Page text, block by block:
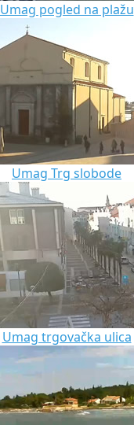
Umag pogled na plažu
Umag Trg slobode
Umag trgovačka ulica